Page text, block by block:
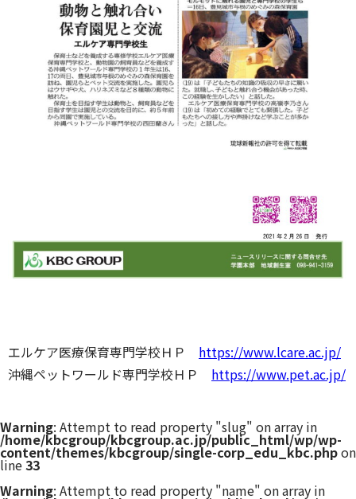
エルケア医療保育専門学校ＨＰ https://www.lcare.ac.jp/
沖縄ペットワールド専門学校ＨＰ https://www.pet.ac.jp/
Warning: Attempt to read property "slug" on array in
/home/kbcgroup/kbcgroup.ac.jp/public_html/wp/wp-
content/themes/kbcgroup/single-corp_edu_kbc.phpon
line33
Warning: Attempt to read property "name" on array in